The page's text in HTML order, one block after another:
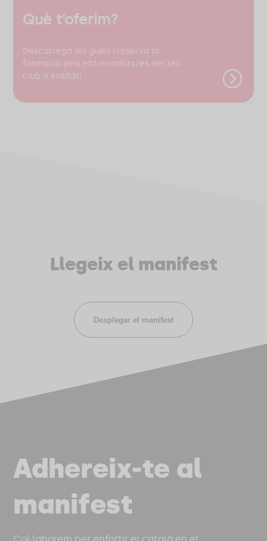
Què t’oferim?
Descarrega les guies i reserva la
formació pels entrenadors/es del teu
club o entitat!
Llegeix el manifest
Desplegar el manifest
Adhereix-te al
manifest